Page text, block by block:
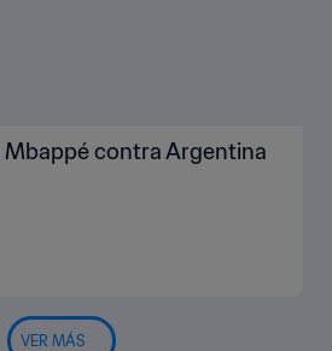
Mbappé contra Argentina
VER MÁS